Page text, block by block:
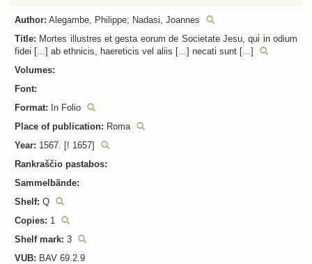
Author: Alegambe, Philippe; Nadasi, Joannes
Title: Mortes illustres et gesta eorum de Societate Jesu, qui in odium
fidei [...] ab ethnicis, haereticis vel aliis [...] necati sunt [...]
Volumes:
Font:
Format: In Folio
Place of publication: Roma
Year: 1567. [! 1657]
Rankraščio pastabos:
Sammelbände:
Shelf: Q
Copies: 1
Shelf mark: 3
VUB: BAV 69.2.9